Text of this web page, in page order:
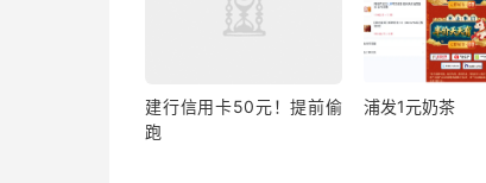
建行信用卡50元！提前偷
跑
浦发1元奶茶